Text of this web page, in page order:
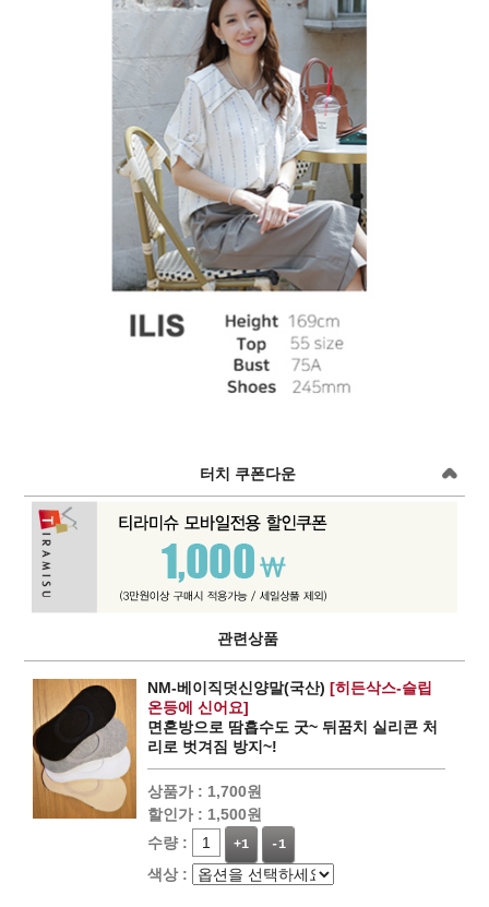
터치 쿠폰다운
관련상품
NM-베이직덧신양말(국산) [히든삭스-슬립
온등에 신어요]
면혼방으로 땀흡수도 굿~ 뒤꿈치 실리콘 처
리로 벗겨짐 방지~!
상품가 : 1,700원
할인가 : 1,500원
수량 :
+1 -1
색상 :